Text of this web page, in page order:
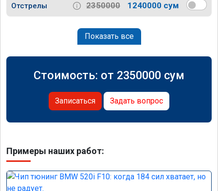
Отстрелы 2350000 1240000 сум
Показать все
Стоимость: от 2350000 сум
Записаться Задать вопрос
Примеры наших работ: